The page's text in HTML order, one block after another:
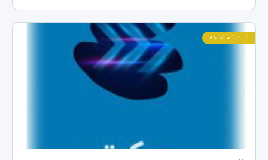
ثبت نام نشده